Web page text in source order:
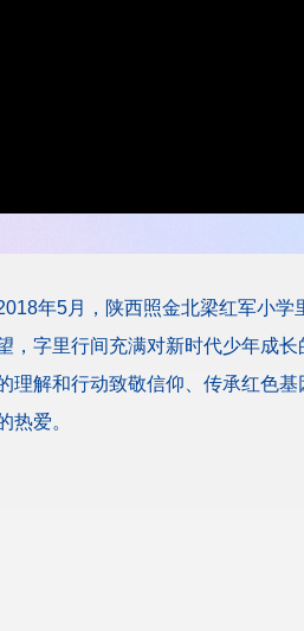
年5月，陕西照金北梁红军小
字里行间充满对新时代少年成长
解和行动致敬信仰、传承红色
热爱。